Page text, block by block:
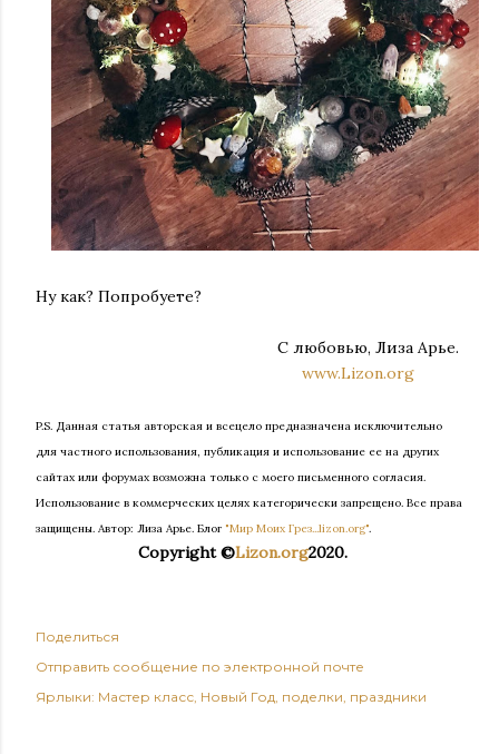
Ну как? Попробуете?
С любовью, Лиза Арье.
www.Lizon.org
P.S. Данная статья авторская и всецело предназначена исключительно
для частного использования, публикация и использование ее на других
сайтах или форумах возможна только с моего письменного согласия.
Использование в коммерческих целях категорически запрещено. Все права
защищены. Автор: Лиза Арье. Блог "Мир Моих Грез...lizon.org".
Copyright ©Lizon.org2020.
Поделиться
Отправить сообщение по электронной почте
Ярлыки: Мастер класс Новый Год поделки праздники